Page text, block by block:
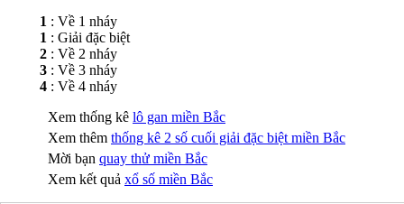
1 : Về 1 nháy
1 : Giải đặc biệt
2 : Về 2 nháy
3 : Về 3 nháy
4 : Về 4 nháy
Xem thống kê lô gan miền Bắc
Xem thêm thống kê 2 số cuối giải đặc biệt miền Bắc
Mời bạn quay thử miền Bắc
Xem kết quả xổ số miền Bắc